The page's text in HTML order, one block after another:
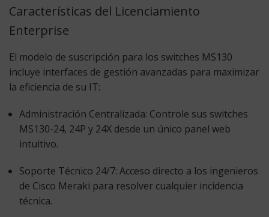
Características del Licenciamiento
Enterprise
El modelo de suscripción para los switches MS130
incluye interfaces de gestión avanzadas para maximizar
la eficiencia de su IT:
Administración Centralizada: Controle sus switches
MS130-24, 24P y 24X desde un único panel web
intuitivo.
Soporte Técnico 24/7: Acceso directo a los ingenieros
de Cisco Meraki para resolver cualquier incidencia
técnica.